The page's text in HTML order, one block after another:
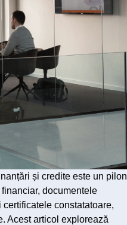
și credite este un pilon
documentele
constatatoare,
Acest articol explorează